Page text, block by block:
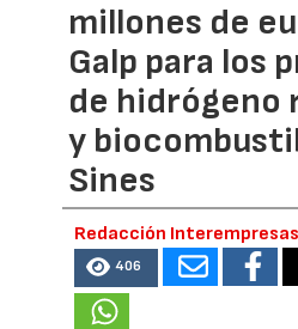
millones de
Galp para los
de hidrógeno
y
Sines
Redacción Interempresas
406